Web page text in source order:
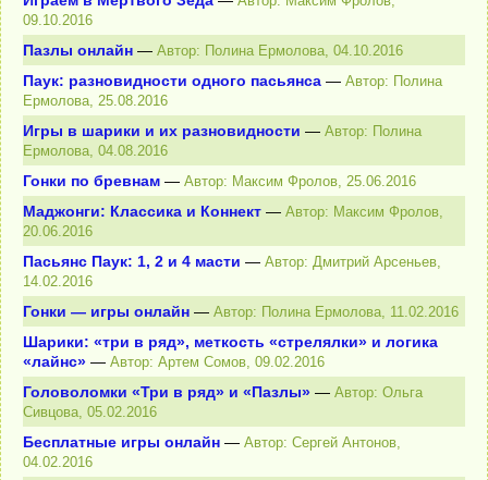
09.10.2016
Пазлы онлайн — Автор: Полина Ермолова, 04.10.2016
Паук: разновидности одного пасьянса — Автор: Полина
Ермолова, 25.08.2016
Игры в шарики и их разновидности — Автор: Полина
Ермолова, 04.08.2016
Гонки по бревнам — Автор: Максим Фролов, 25.06.2016
Маджонги: Классика и Коннект — Автор: Максим Фролов,
20.06.2016
Пасьянс Паук: 1, 2 и 4 масти — Автор: Дмитрий Арсеньев,
14.02.2016
Гонки — игры онлайн — Автор: Полина Ермолова, 11.02.2016
Шарики: «три в ряд», меткость «стрелялки» и логика
«лайнс» — Автор: Артем Сомов, 09.02.2016
Головоломки «Три в ряд» и «Пазлы» — Автор: Ольга
Сивцова, 05.02.2016
Бесплатные игры онлайн — Автор: Сергей Антонов,
04.02.2016